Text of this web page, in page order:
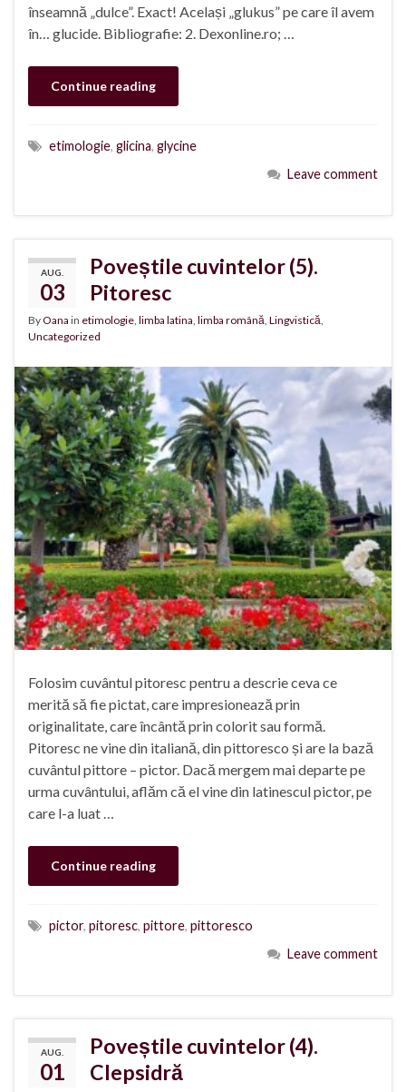
înseamnă „dulce”. Exact! Același „glukus” pe care îl avem
în… glucide. Bibliografie: 2. Dexonline.ro; …
Continue reading
etimologie, glicina, glycine
Leave comment
AUG.
03
Poveștile cuvintelor (5).
Pitoresc
ByOana in etimologie limba latina limba română Lingvistică
Uncategorized
Folosim cuvântul pitoresc pentru a descrie ceva ce
merită să fie pictat, care impresionează prin
originalitate, care încântă prin colorit sau formă.
Pitoresc ne vine din italiană, din pittoresco și are la bază
cuvântul pittore – pictor. Dacă mergem mai departe pe
urma cuvântului, aflăm că el vine din latinescul pictor, pe
care l-a luat …
Continue reading
pictor, pitoresc, pittore, pittoresco
Leave comment
AUG.
01
Poveștile cuvintelor (4).
Clepsidră